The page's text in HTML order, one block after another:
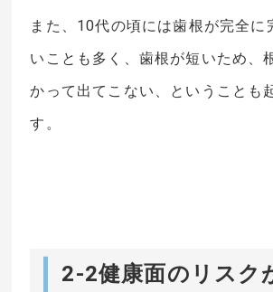
また、10代の頃には歯根が完全に
いことも多く、歯根が短いため、
かって出てこない、ということも
す。
2-2健康面のリスク